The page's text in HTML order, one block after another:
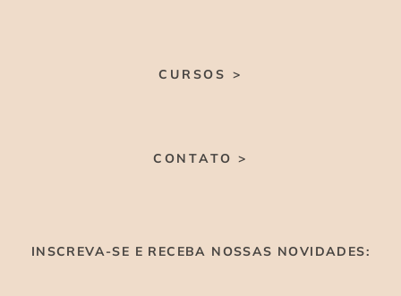
CURSOS >
CONTATO >
INSCREVA-SE E RECEBA NOSSAS NOVIDADES: